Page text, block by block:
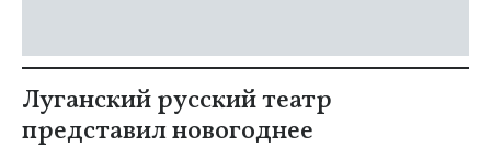
Луганский русский театр
представил новогоднее